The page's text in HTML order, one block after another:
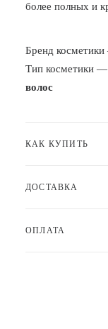
более полных и
Бренд
Тип косметики —
волос
КАК КУПИТЬ
ДОСТАВКА
ОПЛАТА